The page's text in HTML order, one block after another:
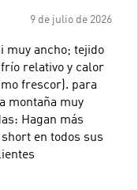
9 de julio de 2026
muy ancho; tejido
relativo y calor
frescor). para